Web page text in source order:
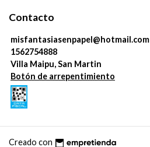
Contacto
misfantasiasenpapel@hotmail.com
1562754888
Villa Maipu, San Martin
Botón de arrepentimiento
Creado con